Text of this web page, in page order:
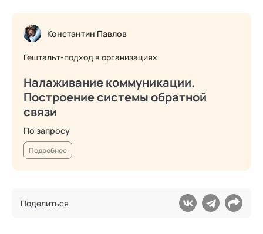
Константин Павлов
Гештальт-подход в организациях
Налаживание коммуникации.
Построение системы обратной
связи
По запросу
Подробнее
Поделиться